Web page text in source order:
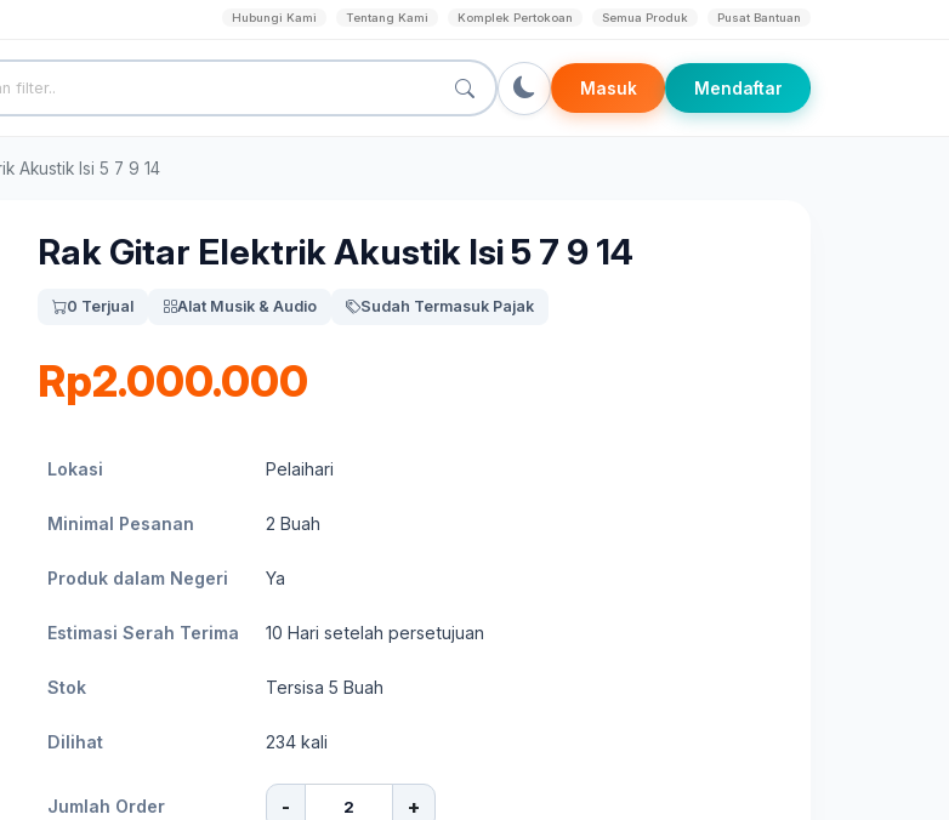
Hubungi Kami Tentang Kami Komplek Pertokoan Semua Produk Pusat Bantuan
Masuk Mendaftar
Akustik Isi 5 7 9 14
Rak Gitar Elektrik Akustik Isi 5 7 9 14
0 Terjual Alat Musik & Audio Sudah Termasuk Pajak
Rp2.000.000
Lokasi Pelaihari
Minimal Pesanan 2 Buah
Produk dalam Negeri Ya
Estimasi Serah Terima 10 Hari setelah persetujuan
Stok Tersisa 5 Buah
Dilihat 234 kali
Jumlah Order - +